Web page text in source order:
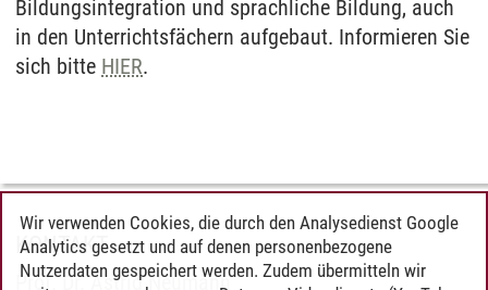
Bildungsintegration und sprachliche Bildung, auch
in den Unterrichtsfächern aufgebaut. Informieren Sie
sich bitte HIER.
KONTAKT
Prof. Dr. Astrid Neumann
Wir verwenden Cookies, die durch den Analysedienst Google
Analytics gesetzt und auf denen personenbezogene
Nutzerdaten gespeichert werden. Zudem übermitteln wir